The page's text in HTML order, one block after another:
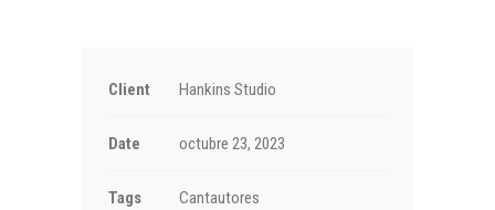
Client Hankins Studio
Date octubre 23, 2023
Tags Cantautores